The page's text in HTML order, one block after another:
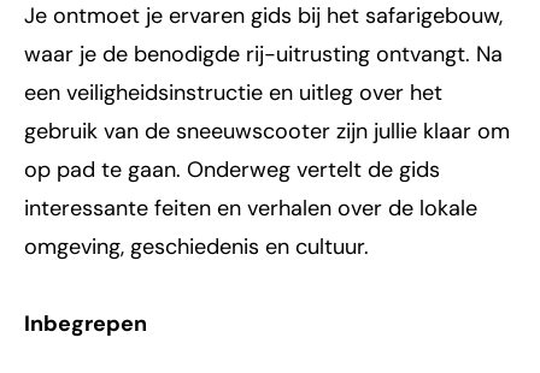
Je ontmoet je ervaren gids bij het safarigebouw,
waar je de benodigde rij-uitrusting ontvangt. Na
een veiligheidsinstructie en uitleg over het
gebruik van de sneeuwscooter zijn jullie klaar om
op pad te gaan. Onderweg vertelt de gids
interessante feiten en verhalen over de lokale
omgeving, geschiedenis en cultuur.
Inbegrepen